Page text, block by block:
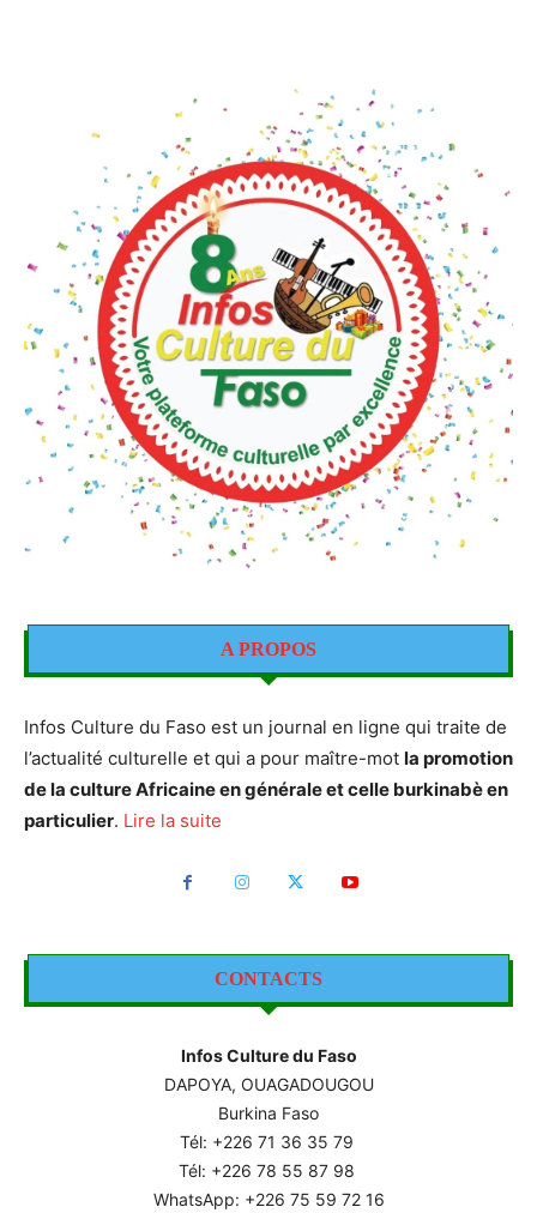
A PROPOS
Infos Culture du Faso est un journal en ligne qui traite de
l’actualité culturelle et qui a pour maître-mot la promotion
de la culture Africaine en générale et celle burkinabè en
particulier. Lire la suite
CONTACTS
Infos Culture du Faso
DAPOYA, OUAGADOUGOU
Burkina Faso
Tél: +226 71 36 35 79
Tél: +226 78 55 87 98
WhatsApp: +226 75 59 72 16